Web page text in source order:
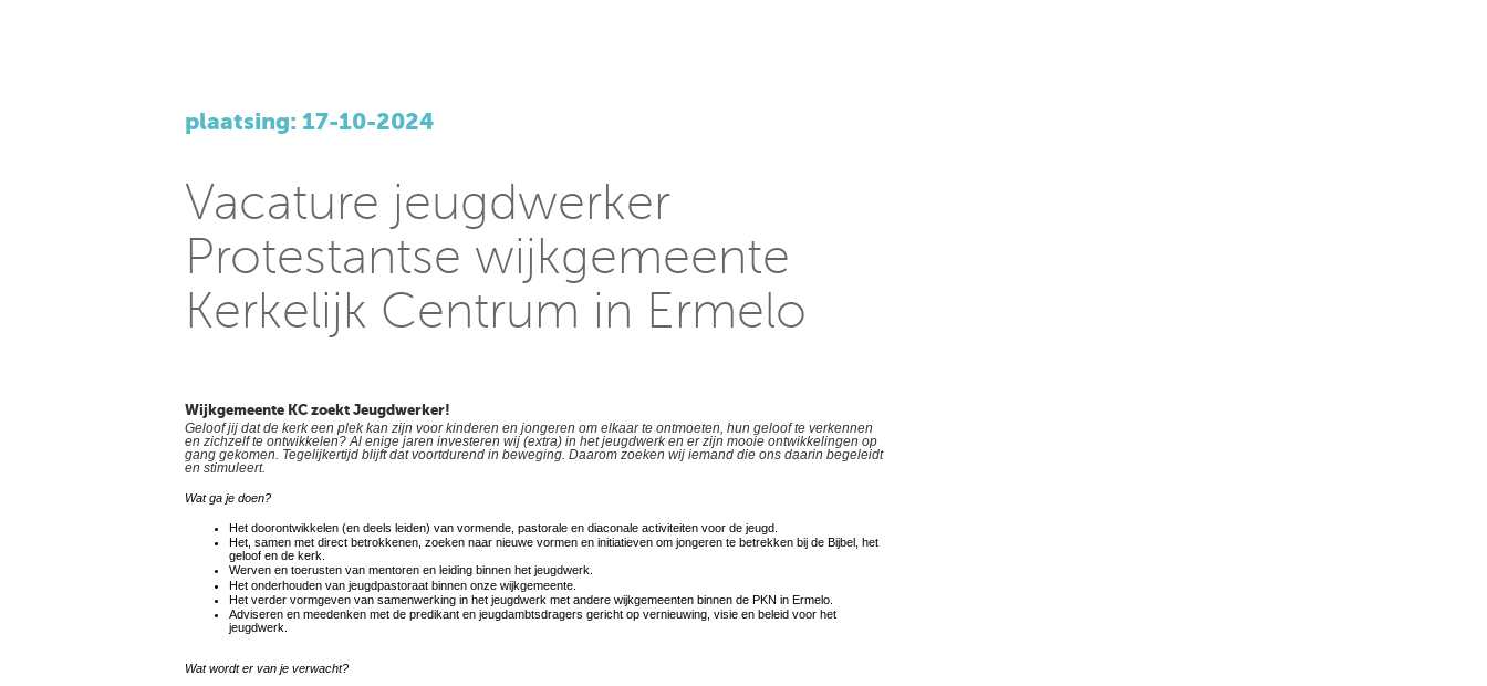
plaatsing: 17-10-2024
Vacature jeugdwerker
Protestantse wijkgemeente
Kerkelijk Centrum in Ermelo
Wijkgemeente KC zoekt Jeugdwerker!
Geloof jij dat de kerk een plek kan zijn voor kinderen en jongeren om elkaar te ontmoeten, hun geloof te verkennen
en zichzelf te ontwikkelen? Al enige jaren investeren wij (extra) in het jeugdwerk en er zijn mooie ontwikkelingen op
gang gekomen. Tegelijkertijd blijft dat voortdurend in beweging. Daarom zoeken wij iemand die ons daarin begeleidt
en stimuleert.
Wat ga je doen?
Het doorontwikkelen (en deels leiden) van vormende, pastorale en diaconale activiteiten voor de jeugd.
Het, samen met direct betrokkenen, zoeken naar nieuwe vormen en initiatieven om jongeren te betrekken bij de Bijbel, het
geloof en de kerk.
Werven en toerusten van mentoren en leiding binnen het jeugdwerk.
Het onderhouden van jeugdpastoraat binnen onze wijkgemeente.
Het verder vormgeven van samenwerking in het jeugdwerk met andere wijkgemeenten binnen de PKN in Ermelo.
Adviseren en meedenken met de predikant en jeugdambtsdragers gericht op vernieuwing, visie en beleid voor het
jeugdwerk.
Wat wordt er van je verwacht?